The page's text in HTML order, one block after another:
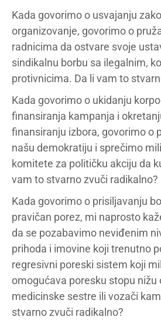
Kada govorimo o usvajanju
organizovanje, govorimo o
radnicima da ostvare svoje
sindikalnu borbu sa ilegalnim,
protivnicima. Da li vam to
Kada govorimo o ukidanju
finansiranja kampanja i
finansiranju izbora, govorimo o
našu demokratiju i sprečimo
komitete za političku akciju da
vam to stvarno zvuči radikalno?
Kada govorimo o prisiljavanju
pravičan porez, mi naprosto
da se pozabavimo neviđenim
prihoda i imovine koji trenutno
regresivni poreski sistem koji
omogućava poresku stopu nižu
medicinske sestre ili vozači
stvarno zvuči radikalno?